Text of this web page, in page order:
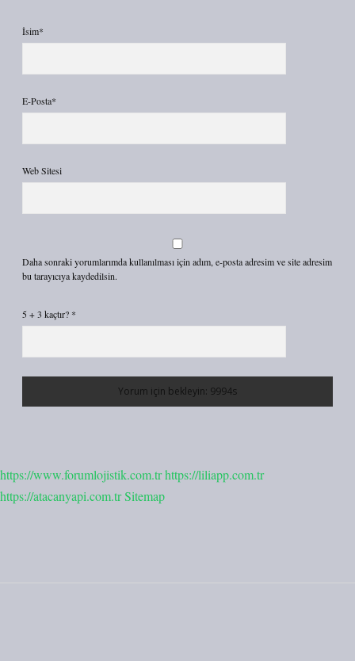
İsim*
E-Posta*
Web Sitesi
Daha sonraki yorumlarımda kullanılması için adım, e-posta adresim ve site adresim
bu tarayıcıya kaydedilsin.
5 + 3 kaçtır? *
https://www.forumlojistik.com.trhttps://liliapp.com.tr
https://atacanyapi.com.trSitemap